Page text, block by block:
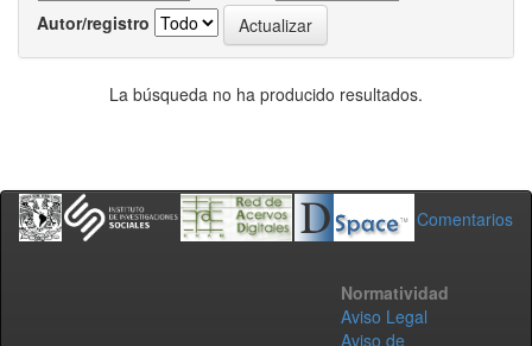
Autor/registro
La búsqueda no ha producido resultados.
Comentarios
Normatividad
Aviso Legal
Aviso de